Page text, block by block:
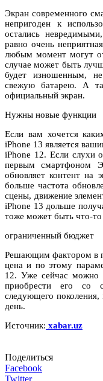
Экран современного
непригоден к
остались
равно очень
любым момент могут
случае может быть
будет изношенным, не
свежую батарею. А
официальный экран.
Нужны новые функции
Если вам хочется
iPhone 13 является
iPhone 12. Если слухи
первым смартфоном
обновляет контент на
больше частота
сцены, движение
iPhone 13 дольше
тоже может быть что-то
ограниченный бюджет
Решающим фактором в
цена и по этому
12. Уже сейчас можно
приобрести его со
следующего
день.
Источник: xabar.uz
Поделиться
Facebook
Twitter